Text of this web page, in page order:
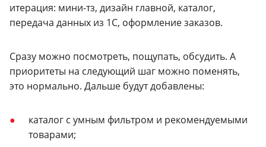
итерация: мини-тз, дизайн главной, каталог,
передача данных из 1С, оформление заказов.
Сразу можно посмотреть, пощупать, обсудить. А
приоритеты на следующий шаг можно поменять,
это нормально. Дальше будут добавлены:
каталог с умным фильтром и рекомендуемыми
товарами;